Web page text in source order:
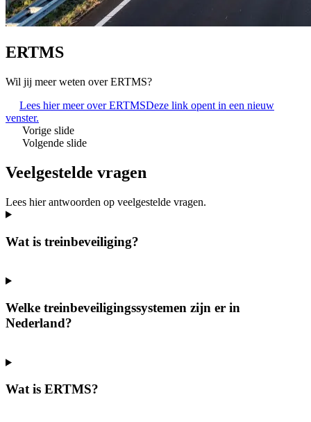
ERTMS
Wil jij meer weten over ERTMS?
Lees hier meer over ERTMSDeze link opent in een nieuw
venster.
Vorige slide
Volgende slide
Veelgestelde vragen
Lees hier antwoorden op veelgestelde vragen.
Wat is treinbeveiliging?
Welke treinbeveiligingssystemen zijn er in
Nederland?
Wat is ERTMS?